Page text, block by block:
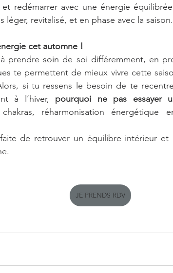
redémarrer avec une énergie
léger, revitalisé, et en phase avec la saison.
cet automne !
prendre soin de soi différemment, en
te permettent de mieux vivre cette
si tu ressens le besoin de te
à l’hiver, pourquoi ne pas essayer
chakras, réharmonisation
de retrouver un équilibre intérieur
JE PRENDS RDV